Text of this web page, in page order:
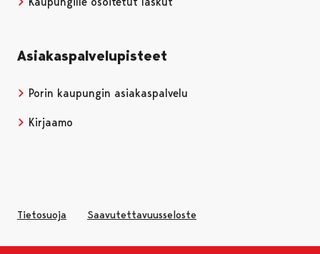
Asiakaspalvelupisteet
Porin kaupungin asiakaspalvelu
Kirjaamo
Tietosuoja Saavutettavuusseloste